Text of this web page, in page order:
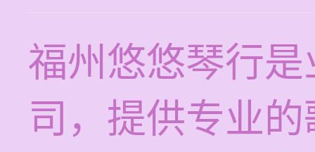
福州悠悠琴行
司，提供专业